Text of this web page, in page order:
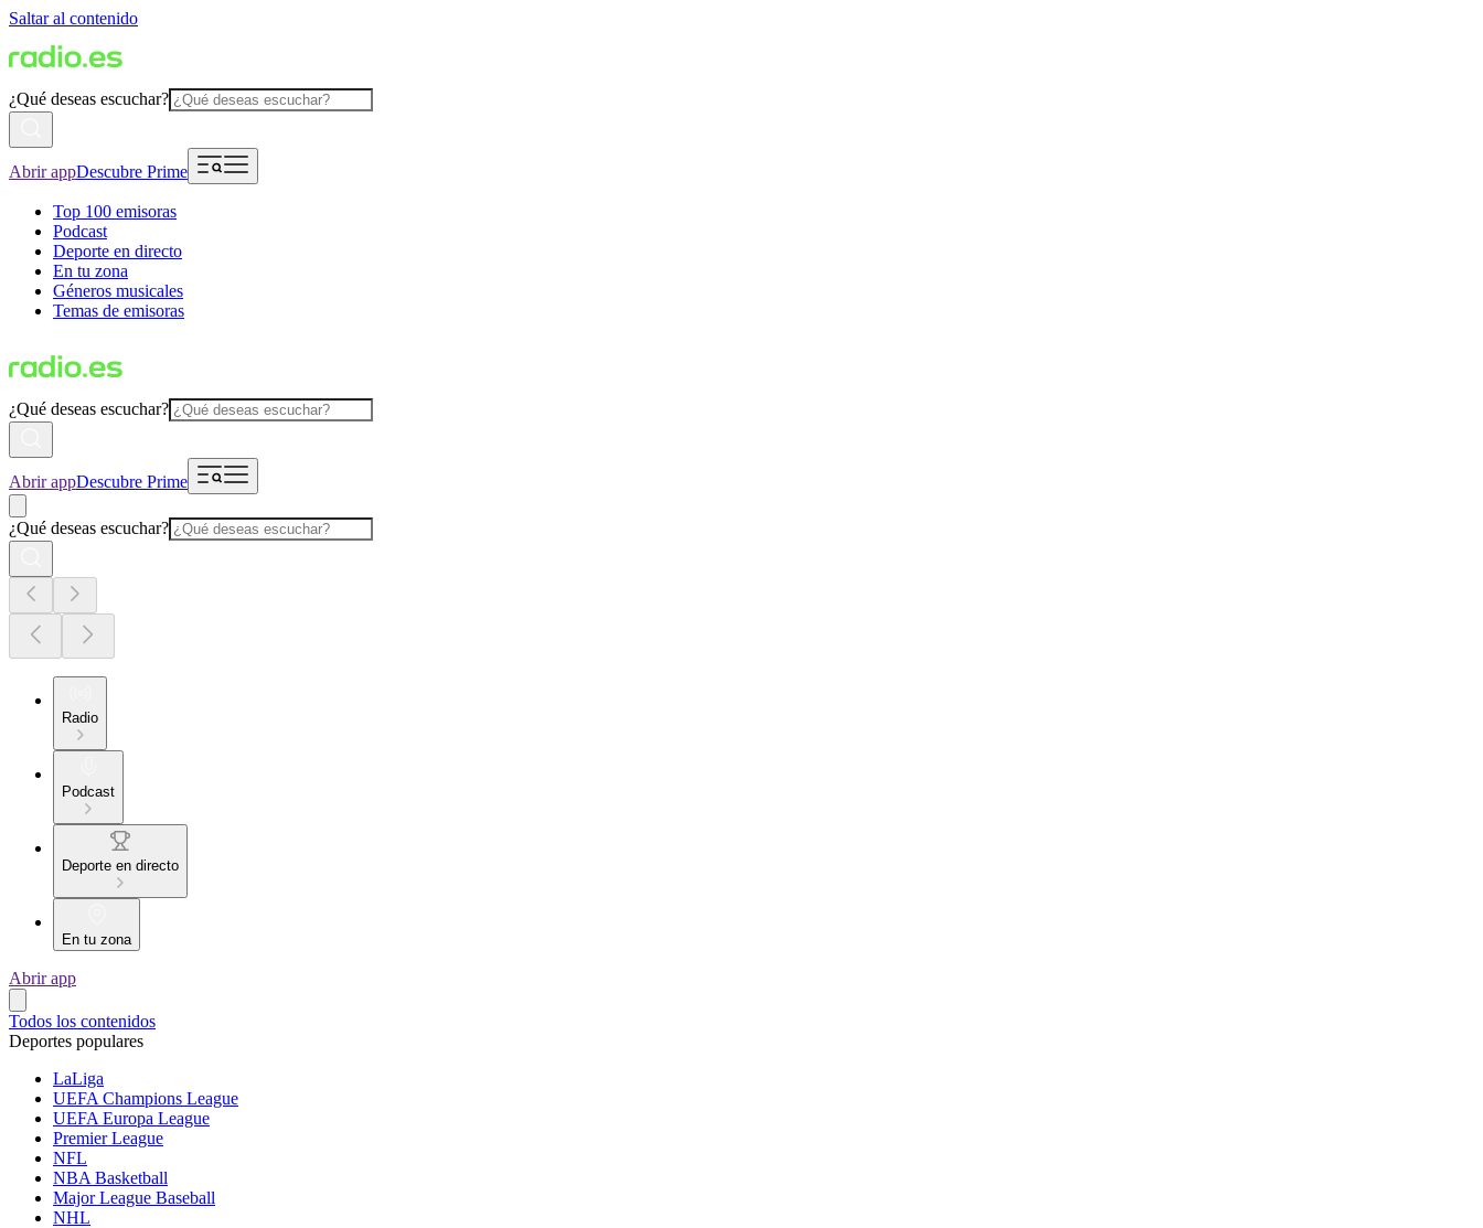
Saltar al contenido
¿Qué deseas escuchar?
Abrir appDescubre Prime
Top 100 emisoras
Podcast
Deporte en directo
En tu zona
Géneros musicales
Temas de emisoras
¿Qué deseas escuchar?
Abrir appDescubre Prime
¿Qué deseas escuchar?
Radio
Podcast
Deporte en directo
En tu zona
Abrir app
Todos los contenidos
Deportes populares
LaLiga
UEFA Champions League
UEFA Europa League
Premier League
NFL
NBA Basketball
Major League Baseball
NHL